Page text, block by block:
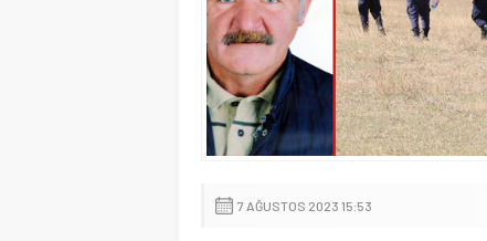
7 AĞUSTOS 2023 15:53